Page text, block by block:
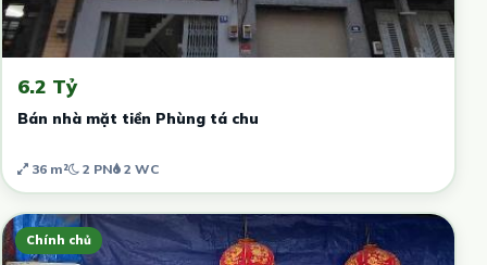
6.2 Tỷ
Bán nhà mặt tiền Phùng tá chu
36 m² 2 PN 2 WC
Chính chủ